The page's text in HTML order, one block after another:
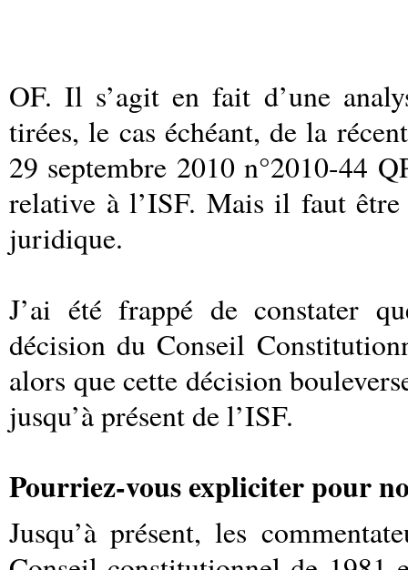
OF. Il s’agit en fait d’une
tirées, le cas échéant, de la
29 septembre 2010 n°2010-44
relative à l’ISF. Mais il faut
juridique.
J’ai été frappé de constater
décision du Conseil
alors que cette décision
jusqu’à présent de l’ISF.
Pourriez-vous expliciter pour
Jusqu’à présent, les